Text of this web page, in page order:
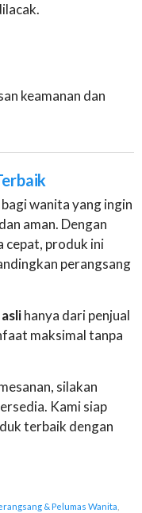
keamanan dan
wanita yang ingin
aman. Dengan
cepat, produk ini
perangsang
hanya dari penjual
maksimal tanpa
silakan
Kami siap
terbaik dengan
& Pelumas Wanita